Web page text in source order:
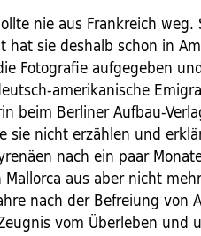
nie aus Frankreich
hat sie deshalb schon in
Fotografie aufgegeben
amerikanische
beim Berliner Aufbau-
sie nicht erzählen und
nach ein paar
aus aber nicht
nach der Befreiung von
vom Überleben und